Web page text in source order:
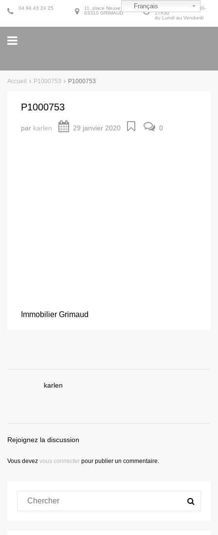
9h30-12h30 et 14h30-
17h30
du Lundi au Vendredi
11, place Neuve
83310 GRIMAUD
04 94 43 24 25
Accueil P1000753 P1000753
P1000753
par karlen 29 janvier 2020 0
Immobilier Grimaud
karlen
Rejoignez la discussion
Vous devez vous connecter pour publier un commentaire.
Français